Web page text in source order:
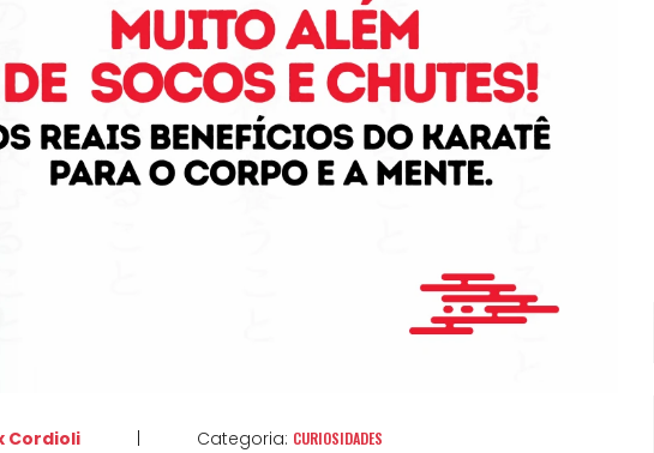
Cordioli | Categoria: CURIOSIDADES